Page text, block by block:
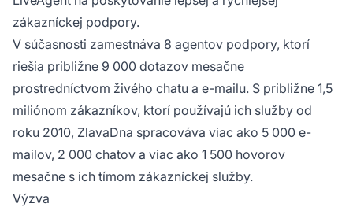
zákazníckej podpory.
V súčasnosti zamestnáva 8 agentov podpory, ktorí
riešia približne 9 000 dotazov mesačne
prostredníctvom živého chatu a e-mailu. S približne 1,5
miliónom zákazníkov, ktorí používajú ich služby od
roku 2010, ZlavaDna spracováva viac ako 5 000 e-
mailov, 2 000 chatov a viac ako 1 500 hovorov
mesačne s ich tímom zákazníckej služby.
Výzva